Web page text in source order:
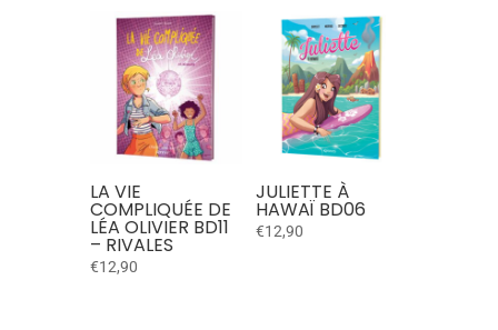
LA VIE
COMPLIQUÉE DE
LÉA OLIVIER BD11
– RIVALES
€12,90
JULIETTE À
HAWAÏ BD06
€12,90